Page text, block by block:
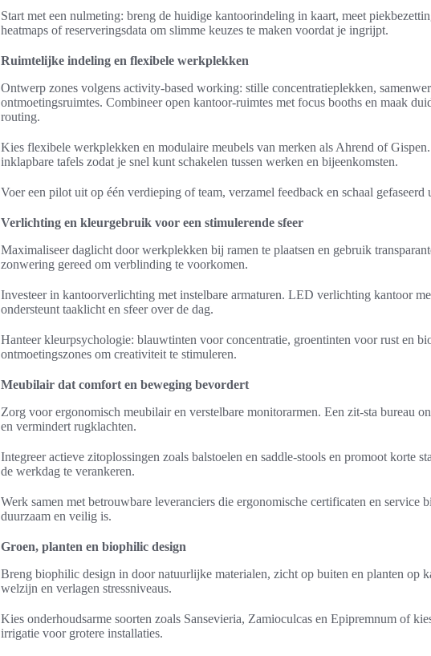
Start met een nulmeting: breng de huidige kantoorindeling in kaart, meet
heatmaps of reserveringsdata om slimme keuzes te maken voordat je ingrijpt.
Ruimtelijke indeling en flexibele werkplekken
Ontwerp zones volgens activity-based working: stille concentratieplekken,
ontmoetingsruimtes. Combineer open kantoor-ruimtes met focus booths en maak
routing.
Kies flexibele werkplekken en modulaire meubels van merken als Ahrend of
inklapbare tafels zodat je snel kunt schakelen tussen werken en bijeenkomsten.
Voer een pilot uit op één verdieping of team, verzamel feedback en schaal
Verlichting en kleurgebruik voor een stimulerende sfeer
Maximaliseer daglicht door werkplekken bij ramen te plaatsen en gebruik
zonwering gereed om verblinding te voorkomen.
Investeer in kantoorverlichting met instelbare armaturen. LED verlichting kantoor
ondersteunt taaklicht en sfeer over de dag.
Hanteer kleurpsychologie: blauwtinten voor concentratie, groentinten voor rust en
ontmoetingszones om creativiteit te stimuleren.
Meubilair dat comfort en beweging bevordert
Zorg voor ergonomisch meubilair en verstelbare monitorarmen. Een zit-sta bureau
en vermindert rugklachten.
Integreer actieve zitoplossingen zoals balstoelen en saddle-stools en promoot korte
de werkdag te verankeren.
Werk samen met betrouwbare leveranciers die ergonomische certificaten en service
duurzaam en veilig is.
Groen, planten en biophilic design
Breng biophilic design in door natuurlijke materialen, zicht op buiten en planten op
welzijn en verlagen stressniveaus.
Kies onderhoudsarme soorten zoals Sansevieria, Zamioculcas en Epipremnum of
irrigatie voor grotere installaties.